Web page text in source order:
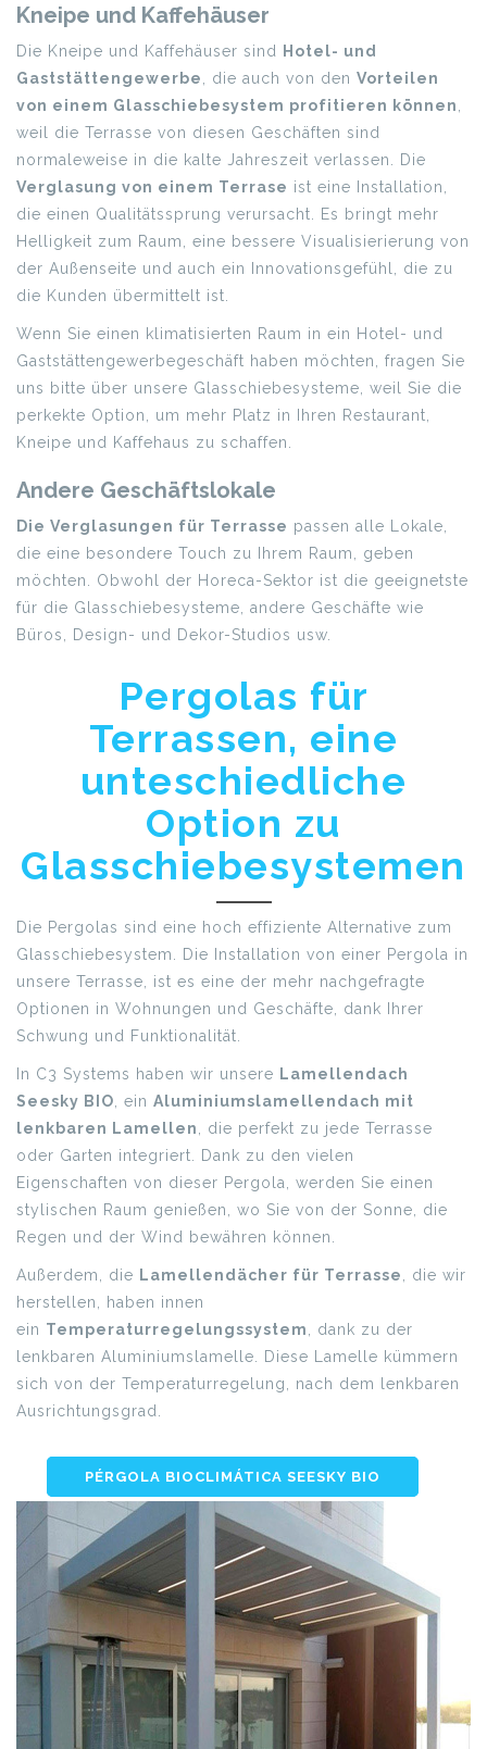
Kneipe und Kaffehäuser
Die Kneipe und Kaffehäuser sind Hotel- und
Gaststättengewerbe
, die auch von den Vorteilen
von einem Glasschiebesystem profitieren können
weil die Terrasse von diesen Geschäften sind
normaleweise in die kalte Jahreszeit verlassen. Die
Verglasung von einem Terrase ist eine Installation,
die einen Qualitätssprung verursacht. Es bringt mehr
Helligkeit zum Raum, eine bessere Visualisierierung von
der Außenseite und auch ein Innovationsgefühl, die zu
die Kunden übermittelt ist.
Wenn Sie einen klimatisierten Raum in ein Hotel- und
Gaststättengewerbegeschäft haben möchten, fragen Sie
uns bitte über unsere Glasschiebesysteme, weil Sie die
perkekte Option, um mehr Platz in Ihren Restaurant,
Kneipe und Kaffehaus zu schaffen.
Andere Geschäftslokale
Die Verglasungen für Terrasse passen alle Lokale,
die eine besondere Touch zu Ihrem Raum, geben
möchten. Obwohl der Horeca-Sektor ist die geeignetste
für die Glasschiebesysteme, andere Geschäfte wie
Büros, Design- und Dekor-Studios usw.
Pergolas für
Terrassen, eine
unteschiedliche
Option zu
Glasschiebesystemen
Die Pergolas sind eine hoch effiziente Alternative zum
Glasschiebesystem. Die Installation von einer Pergola in
unsere Terrasse, ist es eine der mehr nachgefragte
Optionen in Wohnungen und Geschäfte, dank Ihrer
Schwung und Funktionalität.
In C3 Systems haben wir unsere Lamellendach
Seesky BIO , ein Aluminiumslamellendach mit
lenkbaren Lamellen
, die perfekt zu jede Terrasse
oder Garten integriert. Dank zu den vielen
Eigenschaften von dieser Pergola, werden Sie einen
stylischen Raum genießen, wo Sie von der Sonne, die
Regen und der Wind bewähren können.
Außerdem, die Lamellendächer für Terrasse
, die wir
herstellen, haben innen
ein Temperaturregelungssystem
, dank zu der
lenkbaren Aluminiumslamelle. Diese Lamelle kümmern
sich von der Temperaturregelung, nach dem lenkbaren
Ausrichtungsgrad.
PÉRGOLA BIOCLIMÁTICA SEESKY BIO